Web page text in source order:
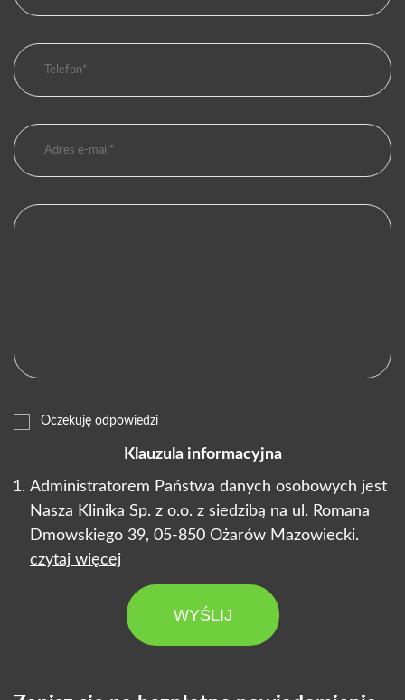
Oczekuję odpowiedzi
Klauzula informacyjna
Administratorem Państwa danych osobowych jest
Nasza Klinika Sp. z o.o. z siedzibą na ul. Romana
Dmowskiego 39, 05-850 Ożarów Mazowiecki.
czytaj więcej
WYŚLIJ